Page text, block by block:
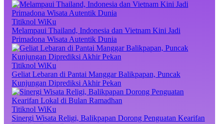
Titiknol WiKu
Melampaui Thailand, Indonesia dan Vietnam Kini Jadi
Primadona Wisata Autentik Dunia
Titiknol WiKu
Geliat Lebaran di Pantai Manggar Balikpapan, Puncak
Kunjungan Diprediksi Akhir Pekan
Titiknol WiKu
Sinergi Wisata Religi, Balikpapan Dorong Penguatan Kearifan